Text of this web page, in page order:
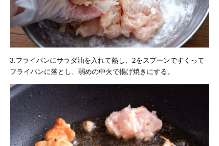
3.フライパンにサラダ油を入れて熱し、2をスプーンですくって
フライパンに落とし、弱めの中火で揚げ焼きにする。